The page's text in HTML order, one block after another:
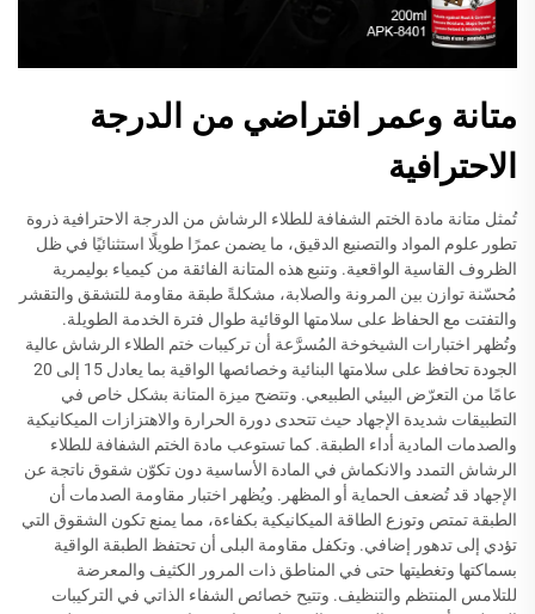
متانة وعمر افتراضي من الدرجة
الاحترافية
تُمثل متانة مادة الختم الشفافة للطلاء الرشاش من الدرجة الاحترافية ذروة
تطور علوم المواد والتصنيع الدقيق، ما يضمن عمرًا طويلًا استثنائيًا في ظل
الظروف القاسية الواقعية. وتنبع هذه المتانة الفائقة من كيمياء بوليمرية
مُحسّنة توازن بين المرونة والصلابة، مشكلةً طبقة مقاومة للتشقق والتقشر
والتفتت مع الحفاظ على سلامتها الوقائية طوال فترة الخدمة الطويلة.
وتُظهر اختبارات الشيخوخة المُسرَّعة أن تركيبات ختم الطلاء الرشاش عالية
الجودة تحافظ على سلامتها البنائية وخصائصها الواقية بما يعادل 15 إلى 20
عامًا من التعرّض البيئي الطبيعي. وتتضح ميزة المتانة بشكل خاص في
التطبيقات شديدة الإجهاد حيث تتحدى دورة الحرارة والاهتزازات الميكانيكية
والصدمات المادية أداء الطبقة. كما تستوعب مادة الختم الشفافة للطلاء
الرشاش التمدد والانكماش في المادة الأساسية دون تكوّن شقوق ناتجة عن
الإجهاد قد تُضعف الحماية أو المظهر. ويُظهر اختبار مقاومة الصدمات أن
الطبقة تمتص وتوزع الطاقة الميكانيكية بكفاءة، مما يمنع تكون الشقوق التي
تؤدي إلى تدهور إضافي. وتكفل مقاومة البلى أن تحتفظ الطبقة الواقية
بسماكتها وتغطيتها حتى في المناطق ذات المرور الكثيف والمعرضة
للتلامس المنتظم والتنظيف. وتتيح خصائص الشفاء الذاتي في التركيبات